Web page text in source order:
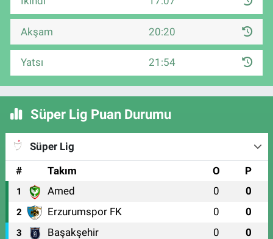
Akşam 20:20
Yatsı 21:54
Süper Lig Puan Durumu
Süper Lig
#
Takım O P
1 Amed 0 0
2 Erzurumspor FK 0 0
3 Başakşehir 0 0